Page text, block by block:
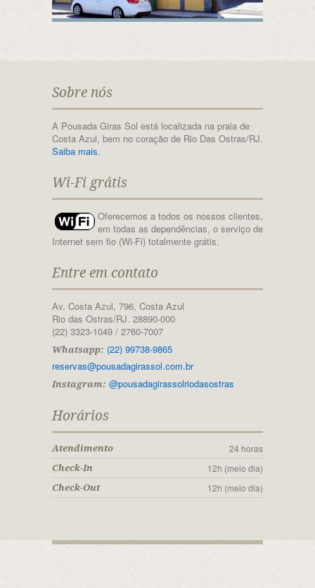
Sobre nós
A Pousada Giras Sol está localizada na praia de
Costa Azul, bem no coração de Rio Das Ostras/RJ.
Saiba mais.
Wi-Fi grátis
Oferecemos a todos os nossos clientes,
em todas as dependências, o serviço de
Internet sem fio (Wi-Fi) totalmente grátis.
Entre em contato
Av. Costa Azul, 796, Costa Azul
Rio das Ostras/RJ. 28890-000
(22) 3323-1049 / 2760-7007
Whatsapp: (22) 99738-9865
reservas@pousadagirassol.com.br
Instagram: @pousadagirassolriodasostras
Horários
Atendimento 24 horas
Check-In 12h (meio dia)
Check-Out 12h (meio dia)